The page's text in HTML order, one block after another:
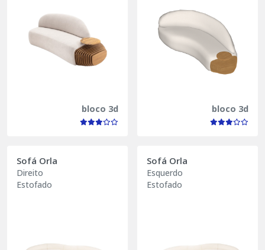
bloco 3d bloco 3d
Sofá Orla
Direito
Estofado
Sofá Orla
Esquerdo
Estofado